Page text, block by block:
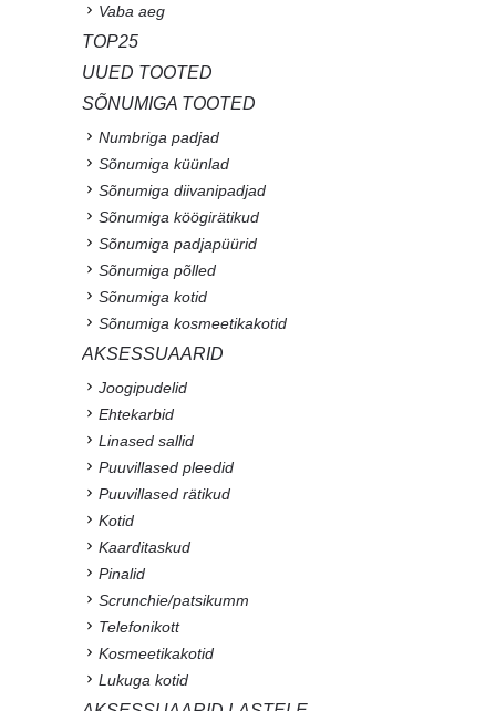
Vaba aeg
TOP25
UUED TOOTED
SÕNUMIGA TOOTED
Numbriga padjad
Sõnumiga küünlad
Sõnumiga diivanipadjad
Sõnumiga köögirätikud
Sõnumiga padjapüürid
Sõnumiga põlled
Sõnumiga kotid
Sõnumiga kosmeetikakotid
AKSESSUAARID
Joogipudelid
Ehtekarbid
Linased sallid
Puuvillased pleedid
Puuvillased rätikud
Kotid
Kaarditaskud
Pinalid
Scrunchie/patsikumm
Telefonikott
Kosmeetikakotid
Lukuga kotid